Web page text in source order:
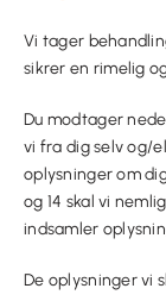
Vi tager
sikrer en rimelig
Du modtager
vi fra dig selv og/
oplysninger om
og 14 skal vi
indsamler
De oplysninger vi